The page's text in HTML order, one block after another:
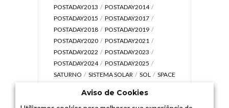
POSTADAY2013
POSTADAY2014
POSTADAY2015
POSTADAY2017
POSTADAY2018
POSTADAY2019
POSTADAY2020
POSTADAY2021
POSTADAY2022
POSTADAY2023
POSTADAY2024
POSTADAY2025
SATURNO
SISTEMA SOLAR SOL
SPACE
UNIVERSO
VÍDEO
Aviso de Cookies